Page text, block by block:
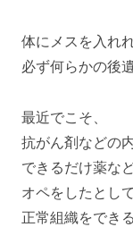
体にメスを入れ
必ず何らかの後
最近でこそ、
抗がん剤などの
できるだけ薬な
オペをしたとし
正常組織をでき